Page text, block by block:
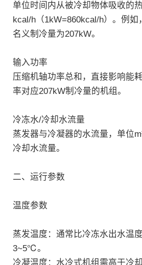
单位时间内从被冷却物体吸收的
kcal/h（1kW=860kcal/h）。例如
名义制冷量为207kW‌。
输入功率‌
压缩机轴功率总和，直接影响能
率对应207kW制冷量的机组‌。
冷冻水/冷却水流量‌
蒸发器与冷凝器的水流量，单位
冷却水流量‌。
二、运行参数
温度参数‌
蒸发温度：通常比冷冻水出水温
3~5℃‌。
冷凝温度：水冷式机组需高于冷